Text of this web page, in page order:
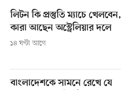
লিটন কি প্রস্তুতি ম্যাচে খেলবেন,
কারা আছেন অস্ট্রেলিয়ার দলে
১৪ ঘণ্টা আগে
বাংলাদেশকে সামনে রেখে যে